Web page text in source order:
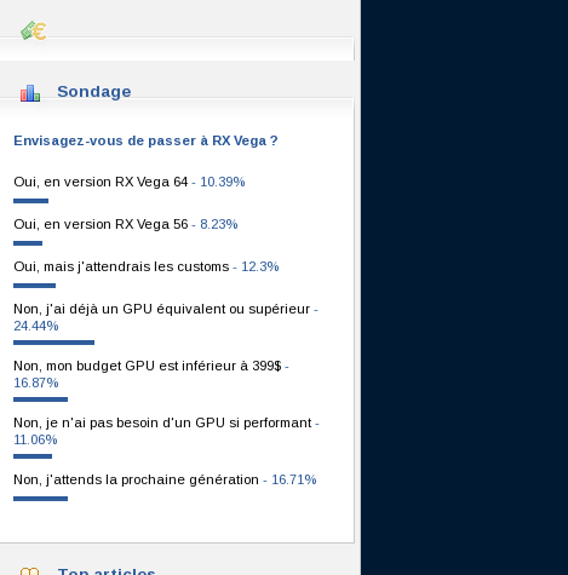
Sondage
Envisagez-vous de passer à RX Vega ?
Oui, en version RX Vega 64 - 10.39%
Oui, en version RX Vega 56 - 8.23%
Oui, mais j'attendrais les customs - 12.3%
Non, j'ai déjà un GPU équivalent ou supérieur -
24.44%
Non, mon budget GPU est inférieur à 399$ -
16.87%
Non, je n'ai pas besoin d'un GPU si performant -
11.06%
Non, j'attends la prochaine génération - 16.71%